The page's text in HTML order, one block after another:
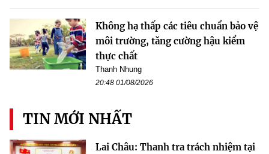
Không hạ thấp các tiêu chuẩn bảo vệ
môi trường, tăng cường hậu kiểm
thực chất
Thanh Nhung
20:48 01/08/2026
TIN MỚI NHẤT
Lai Châu: Thanh tra trách nhiệm tại